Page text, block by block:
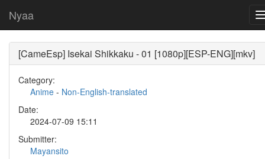
Nyaa
[CameEsp] Isekai Shikkaku - 01 [1080p][ESP-ENG][mkv]
Category:
Anime - Non-English-translated
Date:
2024-07-09 15:11
Submitter:
Mayansito